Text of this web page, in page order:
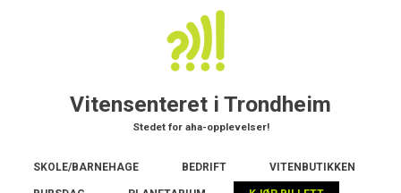
Vitensenteret i Trondheim
Stedet for aha-opplevelser!
Main
SKOLE/BARNEHAGE BEDRIFT VITENBUTIKKEN